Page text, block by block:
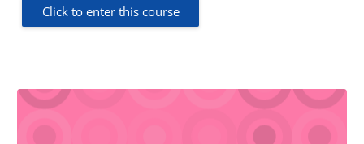
Click to enter this course